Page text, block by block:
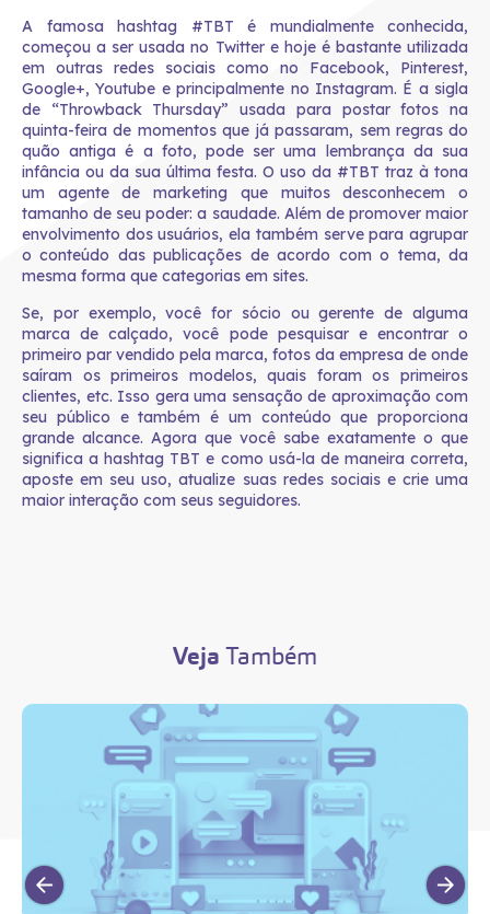
A famosa hashtag #TBT é mundialmente conhecida,
começou a ser usada no Twitter e hoje é bastante utilizada
em outras redes sociais como no Facebook, Pinterest,
Google+, Youtube e principalmente no Instagram. É a sigla
de “Throwback Thursday” usada para postar fotos na
quinta-feira de momentos que já passaram, sem regras do
quão antiga é a foto, pode ser uma lembrança da sua
infância ou da sua última festa. O uso da #TBT traz à tona
um agente de marketing que muitos desconhecem o
tamanho de seu poder: a saudade. Além de promover maior
envolvimento dos usuários, ela também serve para agrupar
o conteúdo das publicações de acordo com o tema, da
mesma forma que categorias em sites.
Se, por exemplo, você for sócio ou gerente de alguma
marca de calçado, você pode pesquisar e encontrar o
primeiro par vendido pela marca, fotos da empresa de onde
saíram os primeiros modelos, quais foram os primeiros
clientes, etc. Isso gera uma sensação de aproximação com
seu público e também é um conteúdo que proporciona
grande alcance. Agora que você sabe exatamente o que
significa a hashtag TBT e como usá-la de maneira correta,
aposte em seu uso, atualize suas redes sociais e crie uma
maior interação com seus seguidores.
Veja Também